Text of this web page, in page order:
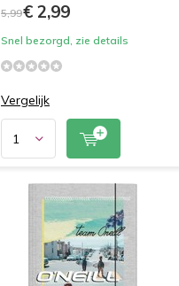
5,99€ 2,99
Snel bezorgd, zie details
Vergelijk